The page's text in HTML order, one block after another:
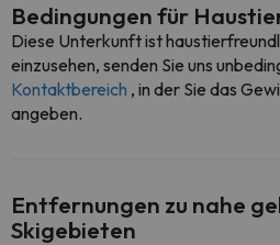
Bedingungen für
Diese Unterkunft ist
einzusehen, senden Sie uns
Kontaktbereich , in der Sie das
angeben.
Entfernungen zu nahe
Skigebieten